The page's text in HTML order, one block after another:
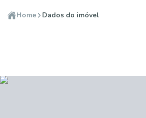
Home Dados do imóvel